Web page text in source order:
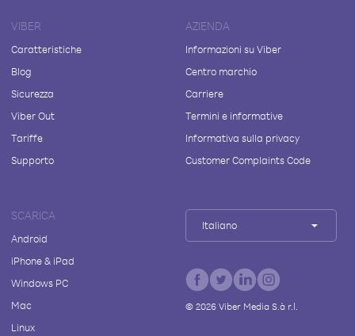
VIBER
Caratteristiche
Blog
Sicurezza
Viber Out
Tariffe
Supporto
AZIENDA
Informazioni su Viber
Centro marchio
Carriere
Termini e informative
Informativa sulla privacy
Customer Complaints Code
SCARICA
Android
iPhone & iPad
Windows PC
Mac
Linux
Italiano
© 2026Viber Media S.à r.l.